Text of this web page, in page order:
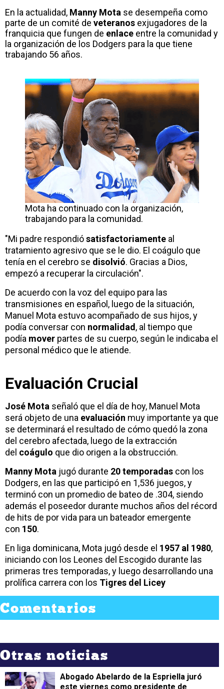
En la actualidad, Manny Mota se desempeña como
parte de un comité de veteranos exjugadores de la
franquicia que fungen de enlace entre la comunidad y
la organización de los Dodgers para la que tiene
trabajando 56 años.
Mota ha continuado con la organización,
trabajando para la comunidad.
"Mi padre respondiósatisfactoriamente al
tratamiento agresivo que se le dio. El coágulo que
tenía en el cerebro se disolvió. Gracias a Dios,
empezó a recuperar la circulación".
De acuerdo con la voz del equipo para las
transmisiones en español, luego de la situación,
Manuel Mota estuvo acompañado de sus hijos, y
podía conversar con normalidad, al tiempo que
podía mover partes de su cuerpo, según le indicaba el
personal médico que le atiende.
Evaluación Crucial
José Mota señaló que el día de hoy, Manuel Mota
será objeto de una evaluación muy importante ya que
se determinará el resultado de cómo quedó la zona
del cerebro afectada, luego de la extracción
del coágulo que dio origen a la obstrucción.
Manny Mota jugó durante 20 temporadas con los
Dodgers, en las que participó en 1,536 juegos, y
terminó con un promedio de bateo de .304, siendo
además el poseedor durante muchos años del récord
de hits de por vida para un bateador emergente
con 150.
En liga dominicana, Mota jugó desde el 1957 al 1980,
iniciando con los Leones del Escogido durante las
primeras tres temporadas, y luego desarrollando una
prolífica carrera con los Tigres del Licey
Comentarios
Otras noticias
Abogado Abelardo de la Espriella juró
este viernes como presidente de